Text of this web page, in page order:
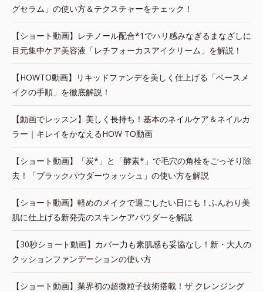
グセラム」の使い方＆テクスチャーをチェック！
【ショート動画】レチノール配合*1でハリ感みなぎるまなざしに
目元集中ケア美容液「レチフォーカスアイクリーム」を解説！
【HOWTO動画】リキッドファンデを美しく仕上げる「ベースメ
イクの手順」を徹底解説！
【動画でレッスン】美しく長持ち！基本のネイルケア＆ネイルカ
ラー｜キレイをかなえるHOW TO動画
【ショート動画】「炭*」と「酵素*」で毛穴の角栓をごっそり除
去！「ブラックパウダーウォッシュ」の使い方を解説
【ショート動画】軽めのメイクで過ごしたい日にも！ふんわり美
肌に仕上げる新発売のスキンケアパウダーを解説
【30秒ショート動画】カバー力も素肌感も妥協なし！新・大人の
クッションファンデーションの使い方
【ショート動画】業界初の超微粒子技術搭載！ザ クレンジング